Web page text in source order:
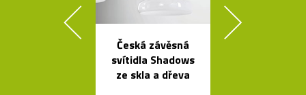
Česká závěsná
svítidla Shadows
ze skla a dřeva